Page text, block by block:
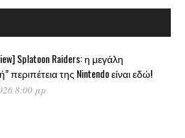
Splatoon Raiders: η μεγάλη
περιπέτεια της Nintendo είναι εδώ!
8:00 μμ